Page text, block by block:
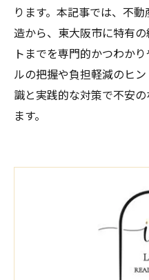
ります。本記事では、不
造から、東大阪市に特有
トまでを専門的かつわか
ルの把握や負担軽減のヒ
識と実践的な対策で不安
ます。